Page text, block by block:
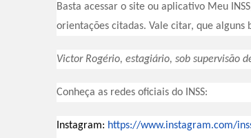
Basta acessar o site ou aplicativo Meu
orientações citadas. Vale citar, que
Victor Rogério, estagiário, sob supervisão
Conheça as redes oficiais do INSS:
Instagram: https://www.instagram.com/